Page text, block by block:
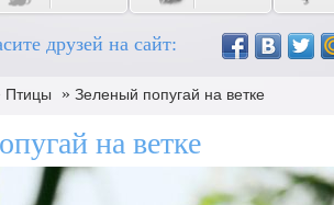
друзей на сайт:
Птицы » Зеленый попугай на ветке
на ветке